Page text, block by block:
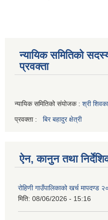
न्यायिक समितिको
प्रवक्ता
न्यायिक समितिको संयोजक : श्री
प्रवक्ता : बिर बहादुर क्षेत्री
ऐन, कानुन तथा
रोहिणी गाउँपालिकाको खर्च मापदण्ड
मिति: 08/06/2026 - 15:16